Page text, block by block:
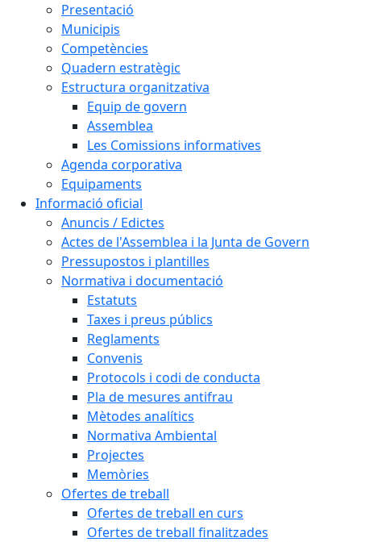
Presentació
Municipis
Competències
Quadern estratègic
Estructura organitzativa
Equip de govern
Assemblea
Les Comissions informatives
Agenda corporativa
Equipaments
Informació oficial
Anuncis / Edictes
Actes de l'Assemblea i la Junta de Govern
Pressupostos i plantilles
Normativa i documentació
Estatuts
Taxes i preus públics
Reglaments
Convenis
Protocols i codi de conducta
Pla de mesures antifrau
Mètodes analítics
Normativa Ambiental
Projectes
Memòries
Ofertes de treball
Ofertes de treball en curs
Ofertes de treball finalitzades